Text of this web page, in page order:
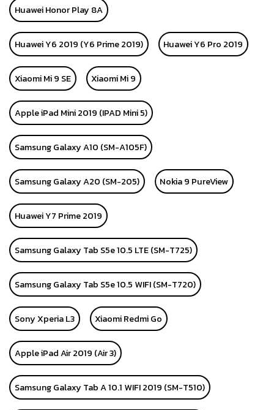
Huawei Honor Play 8A
Huawei Y6 2019 (Y6 Prime 2019) Huawei Y6 Pro 2019
Xiaomi Mi 9 SE Xiaomi Mi 9
Apple iPad Mini 2019 (IPAD Mini 5)
Samsung Galaxy A10 (SM-A105F)
Samsung Galaxy A20 (SM-205) Nokia 9 PureView
Huawei Y7 Prime 2019
Samsung Galaxy Tab S5e 10.5 LTE (SM-T725)
Samsung Galaxy Tab S5e 10.5 WIFI (SM-T720)
Sony Xperia L3 Xiaomi Redmi Go
Apple iPad Air 2019 (Air 3)
Samsung Galaxy Tab A 10.1 WIFI 2019 (SM-T510)